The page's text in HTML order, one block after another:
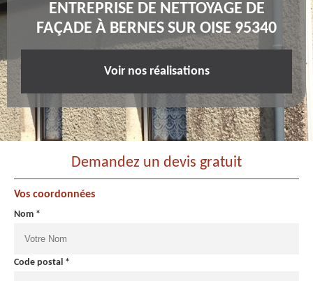
ENTREPRISE DE NETTOYAGE DE
FAÇADE À BERNES SUR OISE 95340
Voir nos réalisations
Demandez un devis gratuit
Vos coordonnées
Nom *
Code postal *